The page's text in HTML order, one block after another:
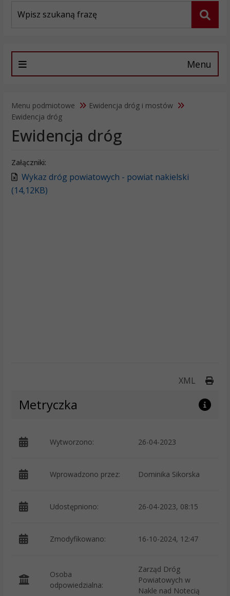
Menu
Menu podmiotowe
Ewidencja dróg i mostów
Ewidencja dróg
Ewidencja dróg
Załączniki:
Wykaz dróg powiatowych - powiat nakielski
(14,12KB)
XML
Metryczka
Wytworzono: 26-04-2023
Wprowadzono przez: Dominika Sikorska
Udostępniono: 26-04-2023, 08:15
Zmodyfikowano: 16-10-2024, 12:47
Osoba
odpowiedzialna:
Zarząd Dróg
Powiatowych w
Nakle nad Notecią